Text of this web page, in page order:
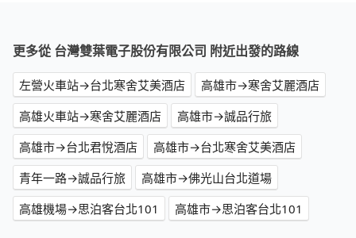
更多從 台灣雙葉電子股份有限公司 附近出發的路線
左營火車站→台北寒舍艾美酒店
高雄市→寒舍艾麗酒店
高雄火車站→寒舍艾麗酒店
高雄市→誠品行旅
高雄市→台北君悅酒店
高雄市→台北寒舍艾美酒店
青年一路→誠品行旅
高雄市→佛光山台北道場
高雄機場→思泊客台北101
高雄市→思泊客台北101